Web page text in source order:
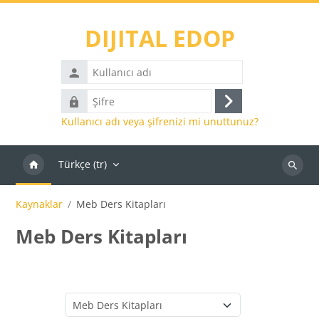
DIJITAL EDOP
Kullanıcı
adı
Şifre
Giriş
yap
Kullanıcı adı veya şifrenizi mi unuttunuz?
Türkçe ‎(tr)‎
Kaynaklar Meb Ders Kitapları
Meb Ders Kitapları
Kaynak Kategorileri